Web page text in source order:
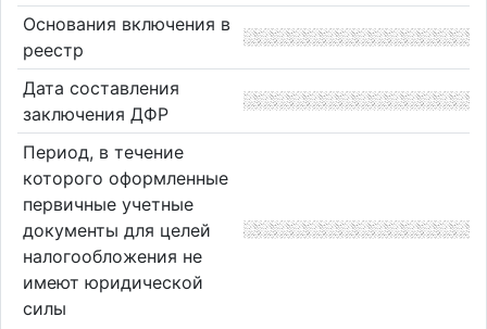
Основания включения в
реестр
Дата составления
заключения ДФР
Период, в течение
которого оформленные
первичные учетные
документы для целей
налогообложения не
имеют юридической
силы